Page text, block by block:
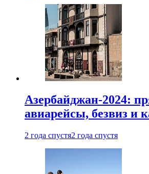
Азербайджан-2024:
авиарейсы, безвиз и
2 года спустя2 года спустя